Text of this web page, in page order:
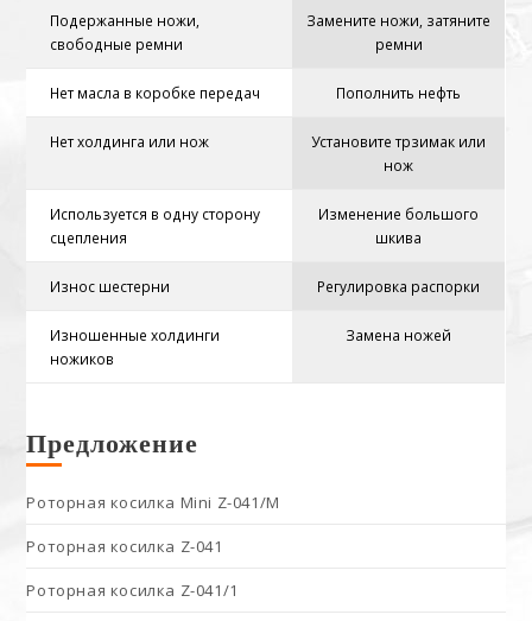
Подержанные ножи,
свободные ремни
Замените ножи, затяните
ремни
Нет масла в коробке передач Пополнить нефть
Нет холдинга или нож
Установите трзимак или
нож
Используется в одну сторону
сцепления
Изменение большого
шкива
Износ шестерни Регулировка распорки
Изношенные холдинги
ножиков
Замена ножей
Предложение
Роторная косилка Mini Z-041/M
Роторная косилка Z-041
Роторная косилка Z-041/1